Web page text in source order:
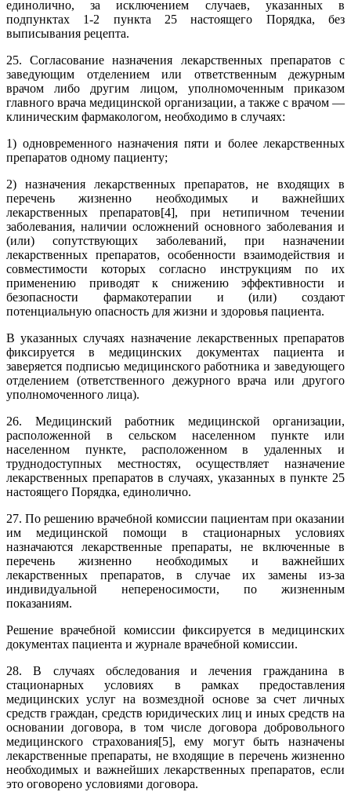
единолично, за исключением случаев, указанных в
подпунктах 1-2 пункта 25 настоящего Порядка, без
выписывания рецепта.
25. Согласование назначения лекарственных препаратов с
заведующим отделением или ответственным дежурным
врачом либо другим лицом, уполномоченным приказом
главного врача медицинской организации, а также с врачом —
клиническим фармакологом, необходимо в случаях:
1) одновременного назначения пяти и более лекарственных
препаратов одному пациенту;
2) назначения лекарственных препаратов, не входящих в
перечень жизненно необходимых и важнейших
лекарственных препаратов[4], при нетипичном течении
заболевания, наличии осложнений основного заболевания и
(или) сопутствующих заболеваний, при назначении
лекарственных препаратов, особенности взаимодействия и
совместимости которых согласно инструкциям по их
применению приводят к снижению эффективности и
безопасности фармакотерапии и (или) создают
потенциальную опасность для жизни и здоровья пациента.
В указанных случаях назначение лекарственных препаратов
фиксируется в медицинских документах пациента и
заверяется подписью медицинского работника и заведующего
отделением (ответственного дежурного врача или другого
уполномоченного лица).
26. Медицинский работник медицинской организации,
расположенной в сельском населенном пункте или
населенном пункте, расположенном в удаленных и
труднодоступных местностях, осуществляет назначение
лекарственных препаратов в случаях, указанных в пункте 25
настоящего Порядка, единолично.
27. По решению врачебной комиссии пациентам при оказании
им медицинской помощи в стационарных условиях
назначаются лекарственные препараты, не включенные в
перечень жизненно необходимых и важнейших
лекарственных препаратов, в случае их замены из-за
индивидуальной непереносимости, по жизненным
показаниям.
Решение врачебной комиссии фиксируется в медицинских
документах пациента и журнале врачебной комиссии.
28. В случаях обследования и лечения гражданина в
стационарных условиях в рамках предоставления
медицинских услуг на возмездной основе за счет личных
средств граждан, средств юридических лиц и иных средств на
основании договора, в том числе договора добровольного
медицинского страхования[5], ему могут быть назначены
лекарственные препараты, не входящие в перечень жизненно
необходимых и важнейших лекарственных препаратов, если
это оговорено условиями договора.